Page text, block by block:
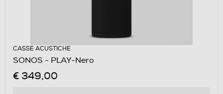
CASSE ACUSTICHE
SONOS - PLAY-Nero
€ 349,00